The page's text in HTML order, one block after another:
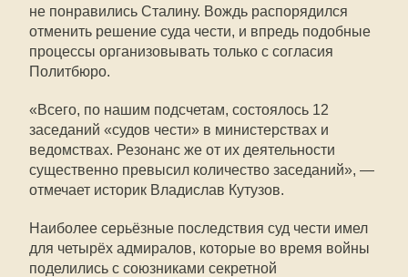
не понравились Сталину. Вождь распорядился
отменить решение суда чести, и впредь подобные
процессы организовывать только с согласия
Политбюро.
«Всего, по нашим подсчетам, состоялось 12
заседаний «судов чести» в министерствах и
ведомствах. Резонанс же от их деятельности
существенно превысил количество заседаний», —
отмечает историк Владислав Кутузов.
Наиболее серьёзные последствия суд чести имел
для четырёх адмиралов, которые во время войны
поделились с союзниками секретной